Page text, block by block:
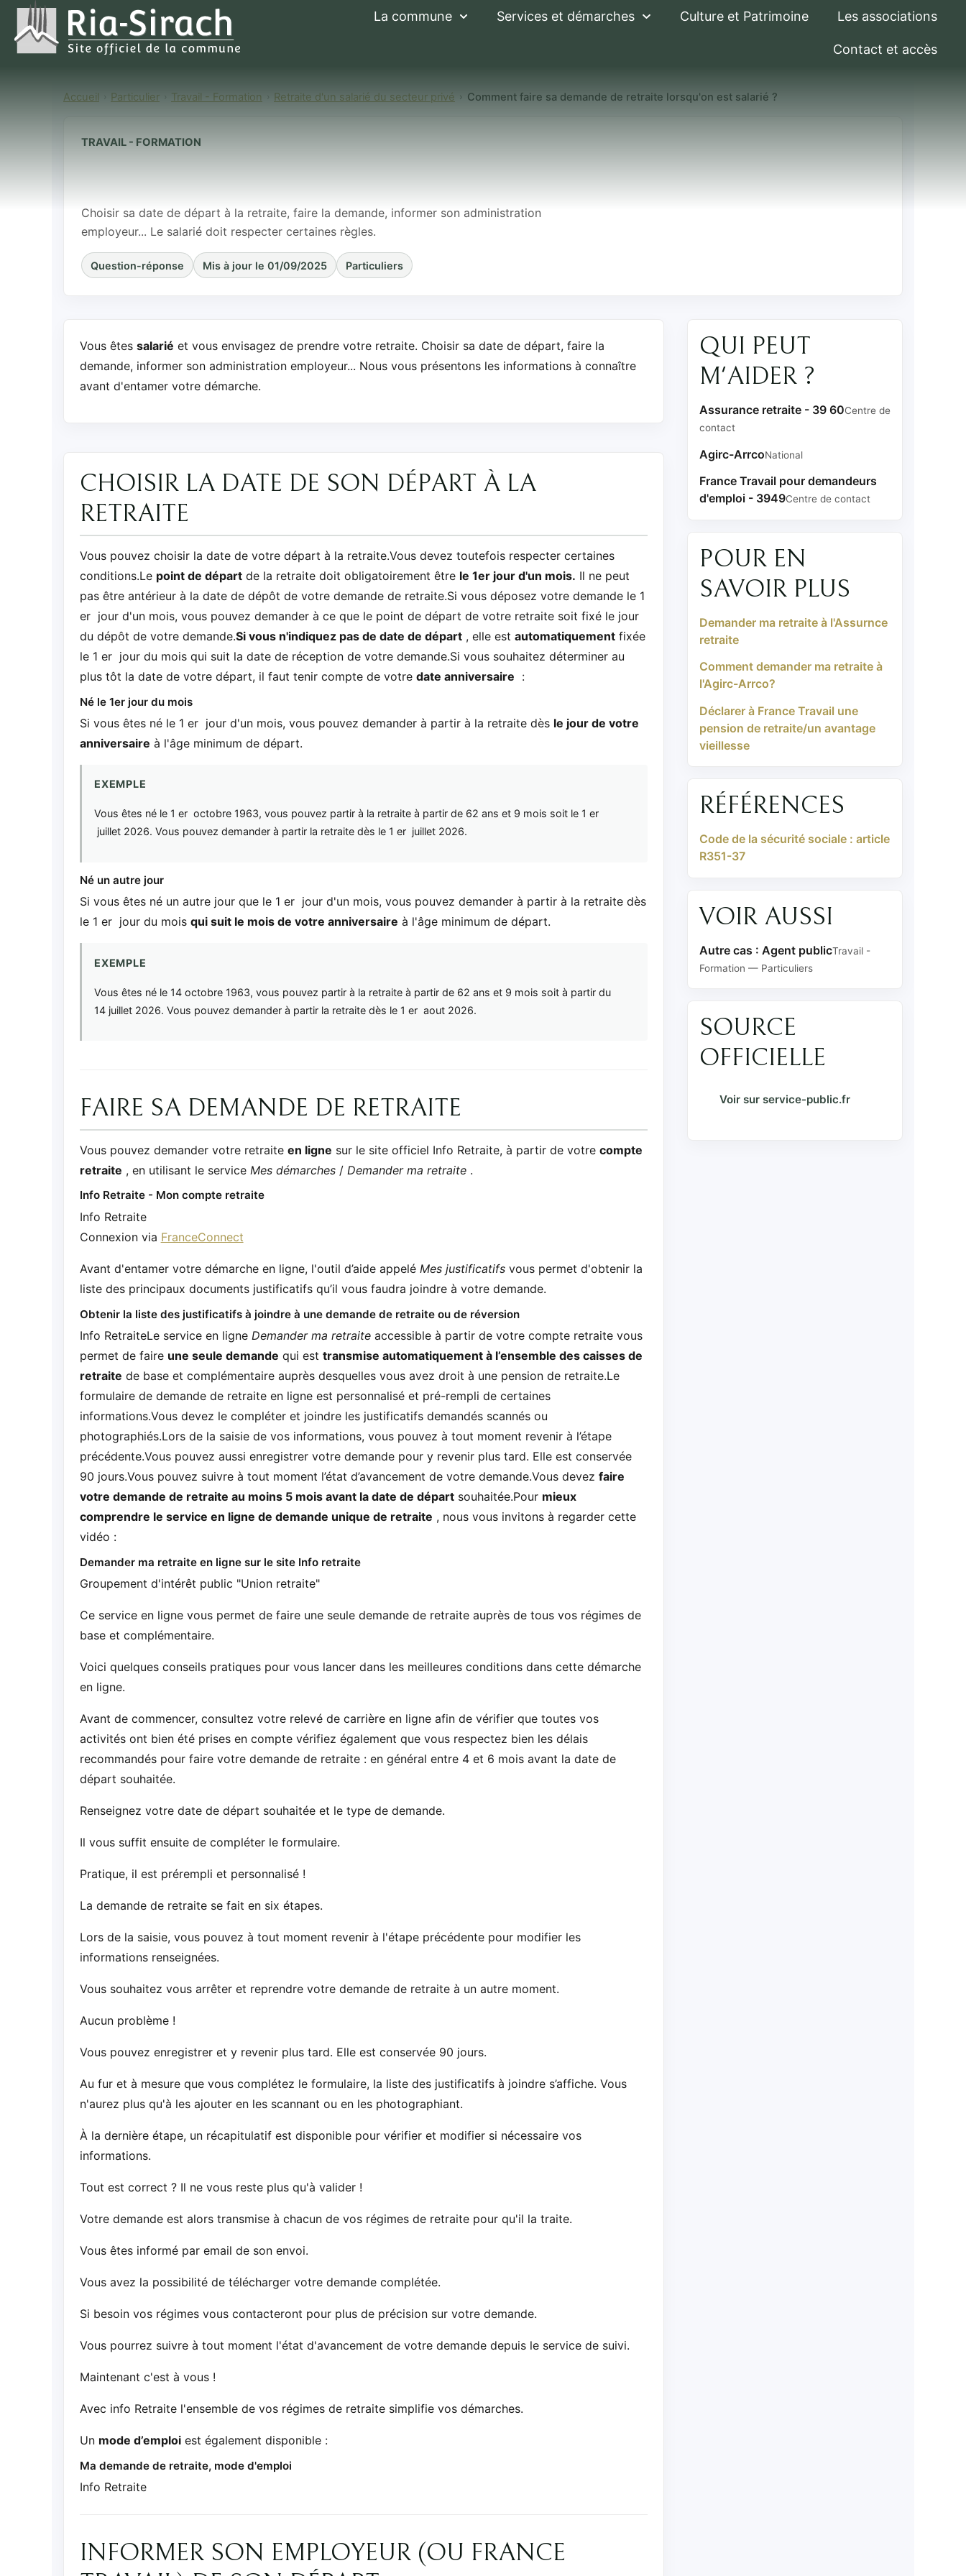
La commune Services et démarches Culture et Patrimoine Les associations
Contact et accès
Accueil Particulier Travail - Formation Retraite d'un salarié du secteur privé Comment faire sa demande de retraite lorsqu'on est salarié ?
TRAVAIL - FORMATION
Comment faire sa demande de retraite
lorsqu'on est salarié ?
Choisir sa date de départ à la retraite, faire la demande, informer son administration
employeur... Le salarié doit respecter certaines règles.
Question-réponse Mis à jour le 01/09/2025 Particuliers
Vous êtes salarié et vous envisagez de prendre votre retraite. Choisir sa date de départ, faire la
demande, informer son administration employeur... Nous vous présentons les informations à connaître
avant d'entamer votre démarche.
CHOISIR LA DATE DE SON DÉPART À LA
RETRAITE
Vous pouvez choisir la date de votre départ à la retraite.Vous devez toutefois respecter certaines
conditions.Le point de départde la retraite doit obligatoirement être le 1er jour d'un mois. Il ne peut
pas être antérieur à la date de dépôt de votre demande de retraite.Si vous déposez votre demande le 1
er jour d'un mois, vous pouvez demander à ce que le point de départ de votre retraite soit fixé le jour
du dépôt de votre demande.Si vous n'indiquez pas de date de départ, elle est automatiquementfixée
le 1 er jour du mois qui suit la date de réception de votre demande.Si vous souhaitez déterminer au
plus tôt la date de votre départ, il faut tenir compte de votre date anniversaire :
Né le 1er jour du mois
Si vous êtes né le 1 er jour d'un mois, vous pouvez demander à partir à la retraite dès le jour de votre
anniversaire à l'âge minimum de départ.
EXEMPLE
Vous êtes né le 1 er octobre 1963, vous pouvez partir à la retraite à partir de 62 ans et 9 mois soit le 1 er
juillet 2026. Vous pouvez demander à partir la retraite dès le 1 er juillet 2026.
Né un autre jour
Si vous êtes né un autre jour que le 1 er jour d'un mois, vous pouvez demander à partir à la retraite dès
le 1 er jour du mois qui suit le mois de votre anniversaire à l'âge minimum de départ.
EXEMPLE
Vous êtes né le 14 octobre 1963, vous pouvez partir à la retraite à partir de 62 ans et 9 mois soit à partir du
14 juillet 2026. Vous pouvez demander à partir la retraite dès le 1 er aout 2026.
FAIRE SA DEMANDE DE RETRAITE
Vous pouvez demander votre retraite en ligne sur le site officiel Info Retraite, à partir de votre compte
retraite , en utilisant le service Mes démarches/ Demander ma retraite.
Info Retraite - Mon compte retraite
Info Retraite
Connexion via FranceConnect
Avant d'entamer votre démarche en ligne, l'outil d’aide appelé Mes justificatifsvous permet d'obtenir la
liste des principaux documents justificatifs qu’il vous faudra joindre à votre demande.
Obtenir la liste des justificatifs à joindre à une demande de retraite ou de réversion
Info RetraiteLe service en ligne Demander ma retraiteaccessible à partir de votre compte retraite vous
permet de faire une seule demande qui est transmise automatiquement à l’ensemble des caisses de
retraite de base et complémentaire auprès desquelles vous avez droit à une pension de retraite.Le
formulaire de demande de retraite en ligne est personnalisé et pré-rempli de certaines
informations.Vous devez le compléter et joindre les justificatifs demandés scannés ou
photographiés.Lors de la saisie de vos informations, vous pouvez à tout moment revenir à l’étape
précédente.Vous pouvez aussi enregistrer votre demande pour y revenir plus tard. Elle est conservée
90 jours.Vous pouvez suivre à tout moment l’état d’avancement de votre demande.Vous devez faire
votre demande de retraite au moins 5 mois avant la date de départsouhaitée.Pour mieux
comprendre le service en ligne de demande unique de retraite , nous vous invitons à regarder cette
vidéo :
Demander ma retraite en ligne sur le site Info retraite
Groupement d'intérêt public "Union retraite"
Ce service en ligne vous permet de faire une seule demande de retraite auprès de tous vos régimes de
base et complémentaire.
Voici quelques conseils pratiques pour vous lancer dans les meilleures conditions dans cette démarche
en ligne.
Avant de commencer, consultez votre relevé de carrière en ligne afin de vérifier que toutes vos
activités ont bien été prises en compte vérifiez également que vous respectez bien les délais
recommandés pour faire votre demande de retraite : en général entre 4 et 6 mois avant la date de
départ souhaitée.
Renseignez votre date de départ souhaitée et le type de demande.
Il vous suffit ensuite de compléter le formulaire.
Pratique, il est prérempli et personnalisé !
La demande de retraite se fait en six étapes.
Lors de la saisie, vous pouvez à tout moment revenir à l'étape précédente pour modifier les
informations renseignées.
Vous souhaitez vous arrêter et reprendre votre demande de retraite à un autre moment.
Aucun problème !
Vous pouvez enregistrer et y revenir plus tard. Elle est conservée 90 jours.
Au fur et à mesure que vous complétez le formulaire, la liste des justificatifs à joindre s’affiche. Vous
n'aurez plus qu'à les ajouter en les scannant ou en les photographiant.
À la dernière étape, un récapitulatif est disponible pour vérifier et modifier si nécessaire vos
informations.
Tout est correct ? Il ne vous reste plus qu'à valider !
Votre demande est alors transmise à chacun de vos régimes de retraite pour qu'il la traite.
Vous êtes informé par email de son envoi.
Vous avez la possibilité de télécharger votre demande complétée.
Si besoin vos régimes vous contacteront pour plus de précision sur votre demande.
Vous pourrez suivre à tout moment l'état d'avancement de votre demande depuis le service de suivi.
Maintenant c'est à vous !
Avec info Retraite l'ensemble de vos régimes de retraite simplifie vos démarches.
Un mode d’emploiest également disponible :
Ma demande de retraite, mode d'emploi
Info Retraite
INFORMER SON EMPLOYEUR (OU FRANCE
QUI PEUT
M'AIDER ?
Assurance retraite - 39 60Centre de
contact
Agirc-ArrcoNational
France Travail pour demandeurs
d'emploi - 3949Centre de contact
POUR EN
SAVOIR PLUS
Demander ma retraite à l'Assurnce
retraite
Comment demander ma retraite à
l'Agirc-Arrco?
Déclarer à France Travail une
pension de retraite/un avantage
vieillesse
RÉFÉRENCES
Code de la sécurité sociale : article
R351-37
VOIR AUSSI
Autre cas : Agent publicTravail -
Formation — Particuliers
SOURCE
OFFICIELLE
Voir sur service-public.fr